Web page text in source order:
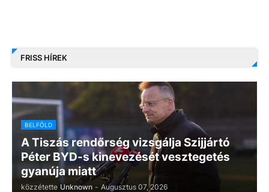
FRISS HÍREK
BELFÖLD
A Tiszás rendőrség vizsgálja Szijjártó
Péter BYD-s kinevezését vesztegetés
gyanúja miatt
közzétette Unknown - Augusztus 07, 2026